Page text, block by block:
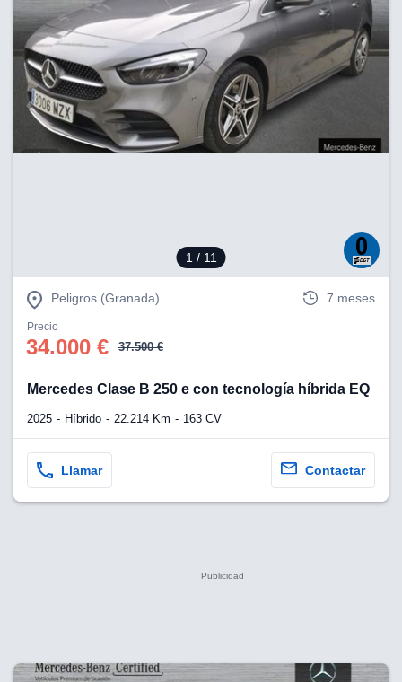
1 / 11
Peligros (Granada) 7 meses
Precio
34.000 € 37.500 €
Mercedes Clase B 250 e con tecnología híbrida EQ
2025 Híbrido 22.214 Km 163 CV
Llamar Contactar